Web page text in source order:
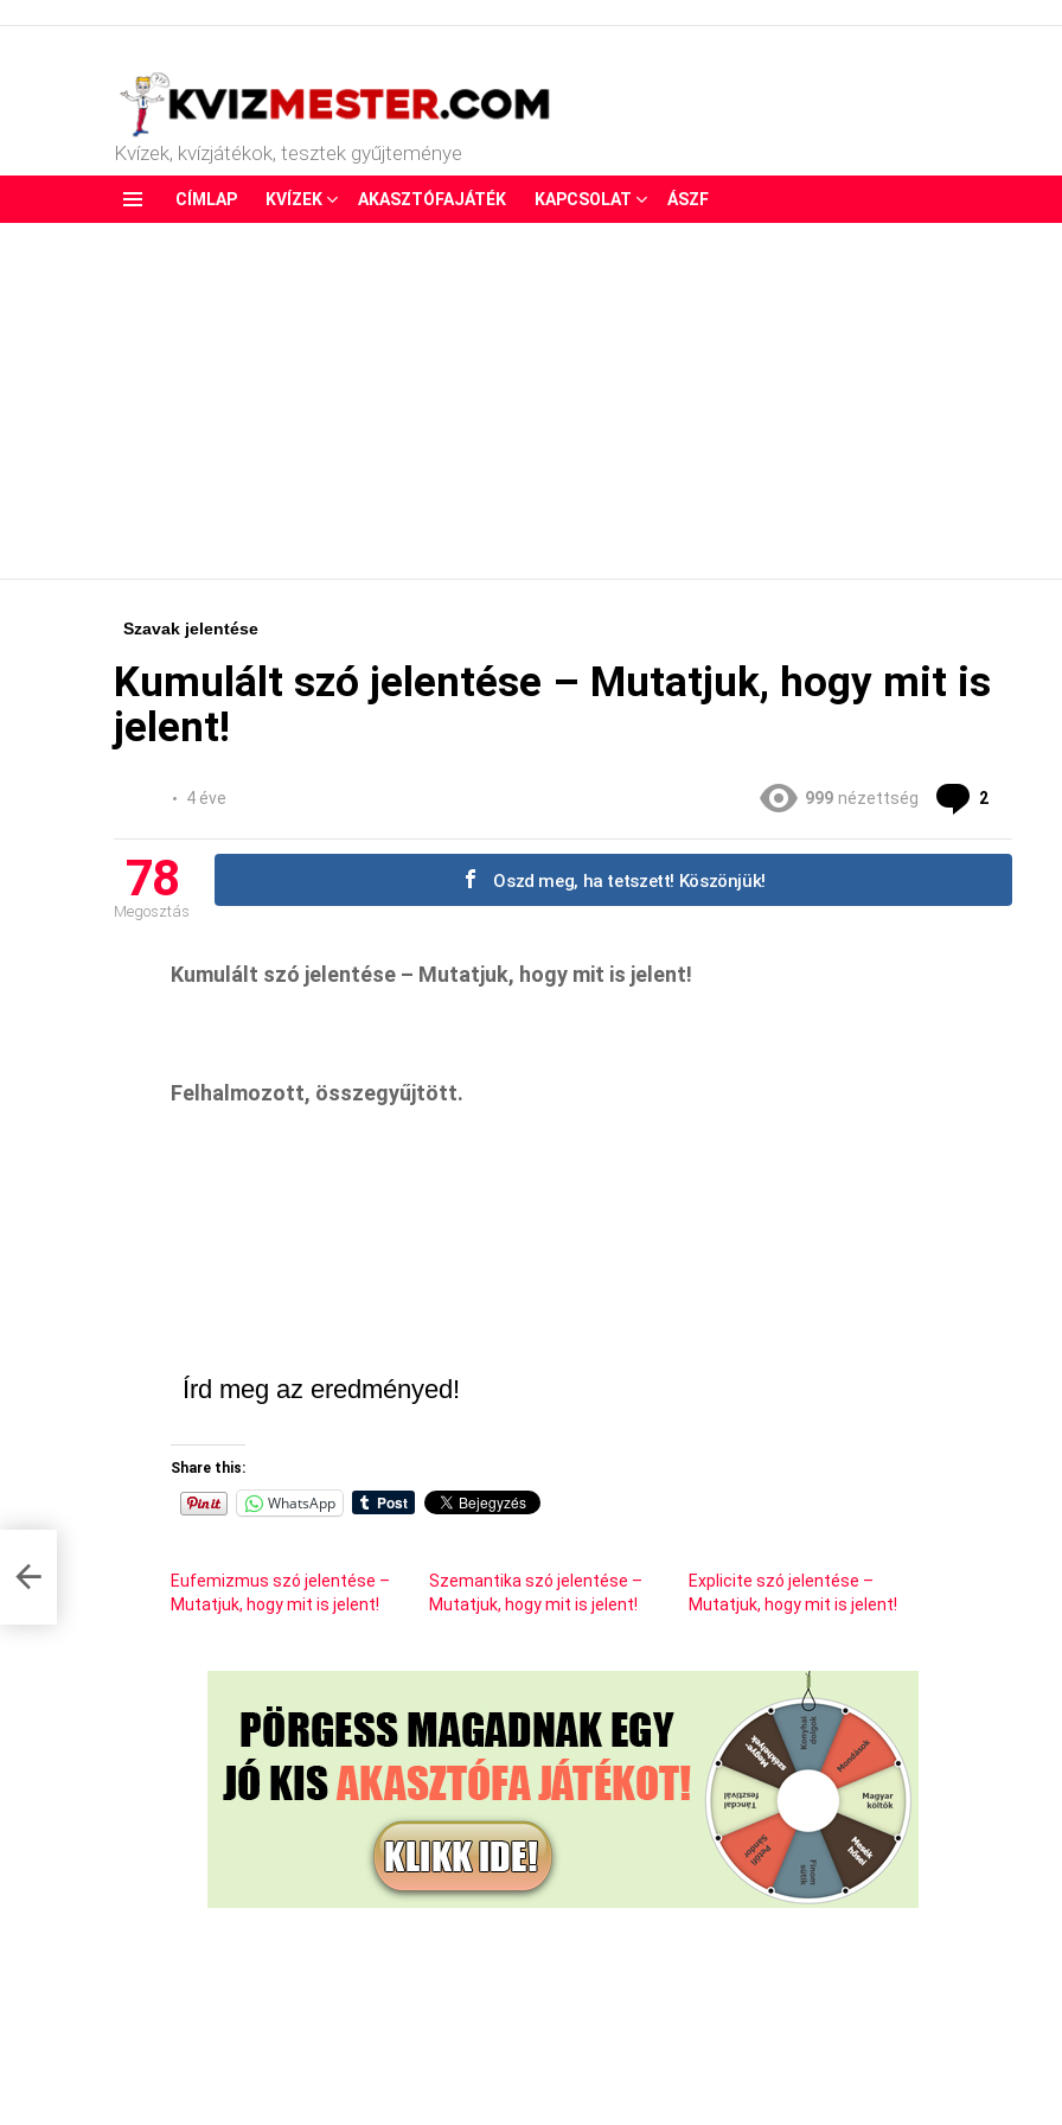
Kvízek, kvízjátékok, tesztek gyűjteménye
CÍMLAP KVÍZEK AKASZTÓFAJÁTÉK KAPCSOLAT ÁSZF
Szavak jelentése
Kumulált szó jelentése – Mutatjuk, hogy mit is
jelent!
4 éve 999 nézettség 2
78
Megosztás
Oszd meg, ha tetszett! Köszönjük!
Kumulált szó jelentése – Mutatjuk, hogy mit is jelent!
Felhalmozott, összegyűjtött.
Írd meg az eredményed!
Share this:
WhatsApp
Eufemizmus szó jelentése –
Mutatjuk, hogy mit is jelent!
Szemantika szó jelentése –
Mutatjuk, hogy mit is jelent!
Explicite szó jelentése –
Mutatjuk, hogy mit is jelent!